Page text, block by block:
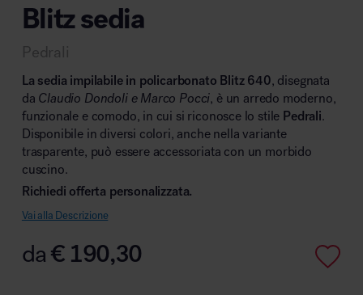
Area lounge e attesa
Area outdoor
Blitz sedia
Pedrali
La sedia impilabile in policarbonato Blitz 640, disegnata
da Claudio Dondoli e Marco Pocci, è un arredo moderno,
funzionale e comodo, in cui si riconosce lo stile Pedrali.
Disponibile in diversi colori, anche nella variante
trasparente, può essere accessoriata con un morbido
cuscino.
Richiedi offerta personalizzata.
Vai alla Descrizione
da€190,30